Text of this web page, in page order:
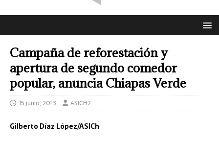
Campaña de reforestación y
apertura de segundo comedor
popular, anuncia Chiapas Verde
15 junio, 2013 ASICH2
Gilberto Díaz López/ASICh